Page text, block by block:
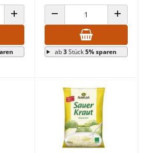
ANZAHL ERHÖHENANZAHL VERRINGERN ANZAHL
ab3Stück5% sparen